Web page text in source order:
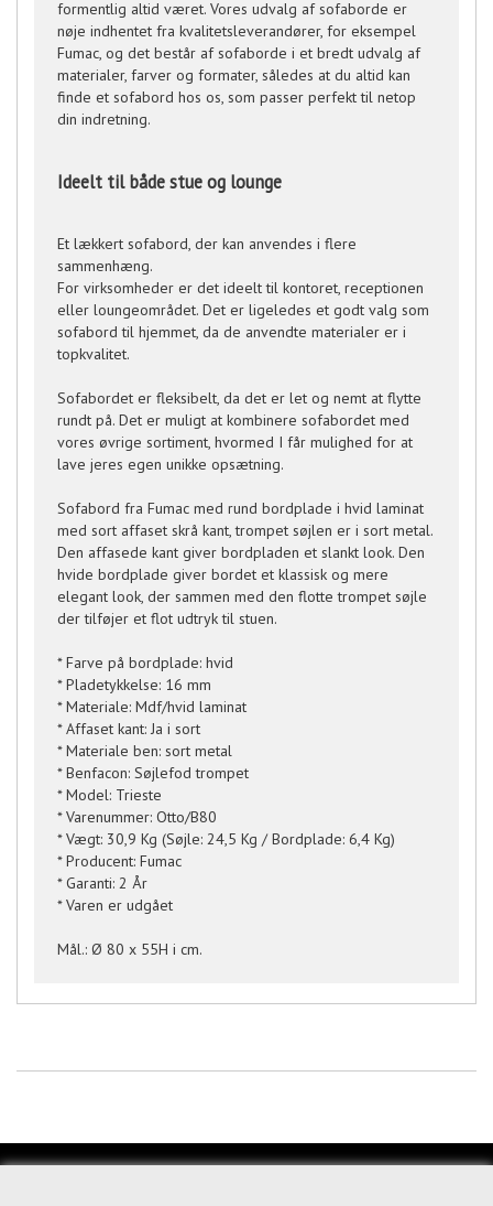
formentlig altid været. Vores udvalg af sofaborde er
nøje indhentet fra kvalitetsleverandører, for eksempel
Fumac, og det består af sofaborde i et bredt udvalg af
materialer, farver og formater, således at du altid kan
finde et sofabord hos os, som passer perfekt til netop
din indretning.
Ideelt til både stue og lounge
Et lækkert sofabord, der kan anvendes i flere
sammenhæng.
For virksomheder er det ideelt til kontoret, receptionen
eller loungeområdet. Det er ligeledes et godt valg som
sofabord til hjemmet, da de anvendte materialer er i
topkvalitet.
Sofabordet er fleksibelt, da det er let og nemt at flytte
rundt på. Det er muligt at kombinere sofabordet med
vores øvrige sortiment, hvormed I får mulighed for at
lave jeres egen unikke opsætning.
Sofabord fra Fumac med rund bordplade i hvid laminat
med sort affaset skrå kant, trompet søjlen er i sort metal.
Den affasede kant giver bordpladen et slankt look. Den
hvide bordplade giver bordet et klassisk og mere
elegant look, der sammen med den flotte trompet søjle
der tilføjer et flot udtryk til stuen.
* Farve på bordplade: hvid
* Pladetykkelse: 16 mm
* Materiale: Mdf/hvid laminat
* Affaset kant: Ja i sort
* Materiale ben: sort metal
* Benfacon: Søjlefod trompet
* Model: Trieste
* Varenummer: Otto/B80
* Vægt: 30,9 Kg (Søjle: 24,5 Kg / Bordplade: 6,4 Kg)
* Producent: Fumac
* Garanti: 2 År
* Varen er udgået
Mål.: Ø 80 x 55H i cm.